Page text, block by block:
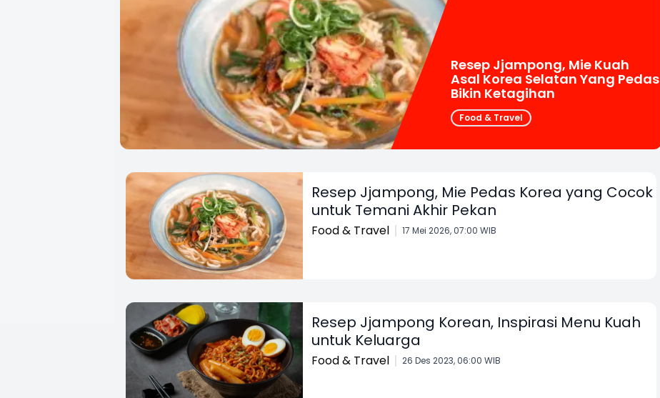
Resep Jjampong, Mie Kuah
Asal Korea Selatan Yang Pedas
Bikin Ketagihan
Food & Travel
Resep Jjampong, Mie Pedas Korea yang Cocok
untuk Temani Akhir Pekan
Food & Travel 17 Mei 2026, 07:00 WIB
Resep Jjampong Korean, Inspirasi Menu Kuah
untuk Keluarga
Food & Travel 26 Des 2023, 06:00 WIB